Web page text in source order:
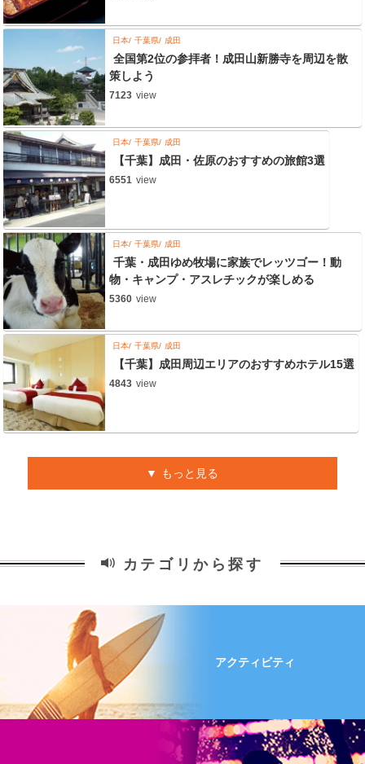
日本 千葉県 成田
全国第2位の参拝者！成田山新勝寺を周辺を散
策しよう
7123 view
日本 千葉県 成田
【千葉】成田・佐原のおすすめの旅館3選
6551 view
日本 千葉県 成田
千葉・成田ゆめ牧場に家族でレッツゴー！動
物・キャンプ・アスレチックが楽しめる
5360 view
日本 千葉県 成田
【千葉】成田周辺エリアのおすすめホテル15選
4843 view
もっと見る
カテゴリから探す
アクティビティ